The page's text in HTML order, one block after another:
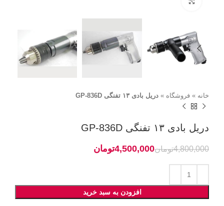
خانه » فروشگاه » دریل بادی ۱۳ تفنگی GP-836D
دریل بادی ۱۳ تفنگی GP-836D
4,800,000تومان4,500,000تومان
افزودن به سبد خرید